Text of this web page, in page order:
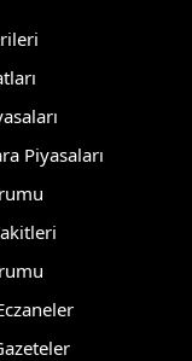
Piyasaları